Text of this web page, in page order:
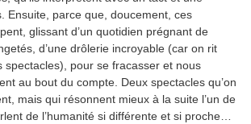
Ensuite, parce que, doucement, ces
glissant d’un quotidien prégnant de
d’une drôlerie incroyable (car on rit
spectacles), pour se fracasser et nous
au bout du compte. Deux spectacles qu’on
mais qui résonnent mieux à la suite l’un de
de l’humanité si différente et si proche…